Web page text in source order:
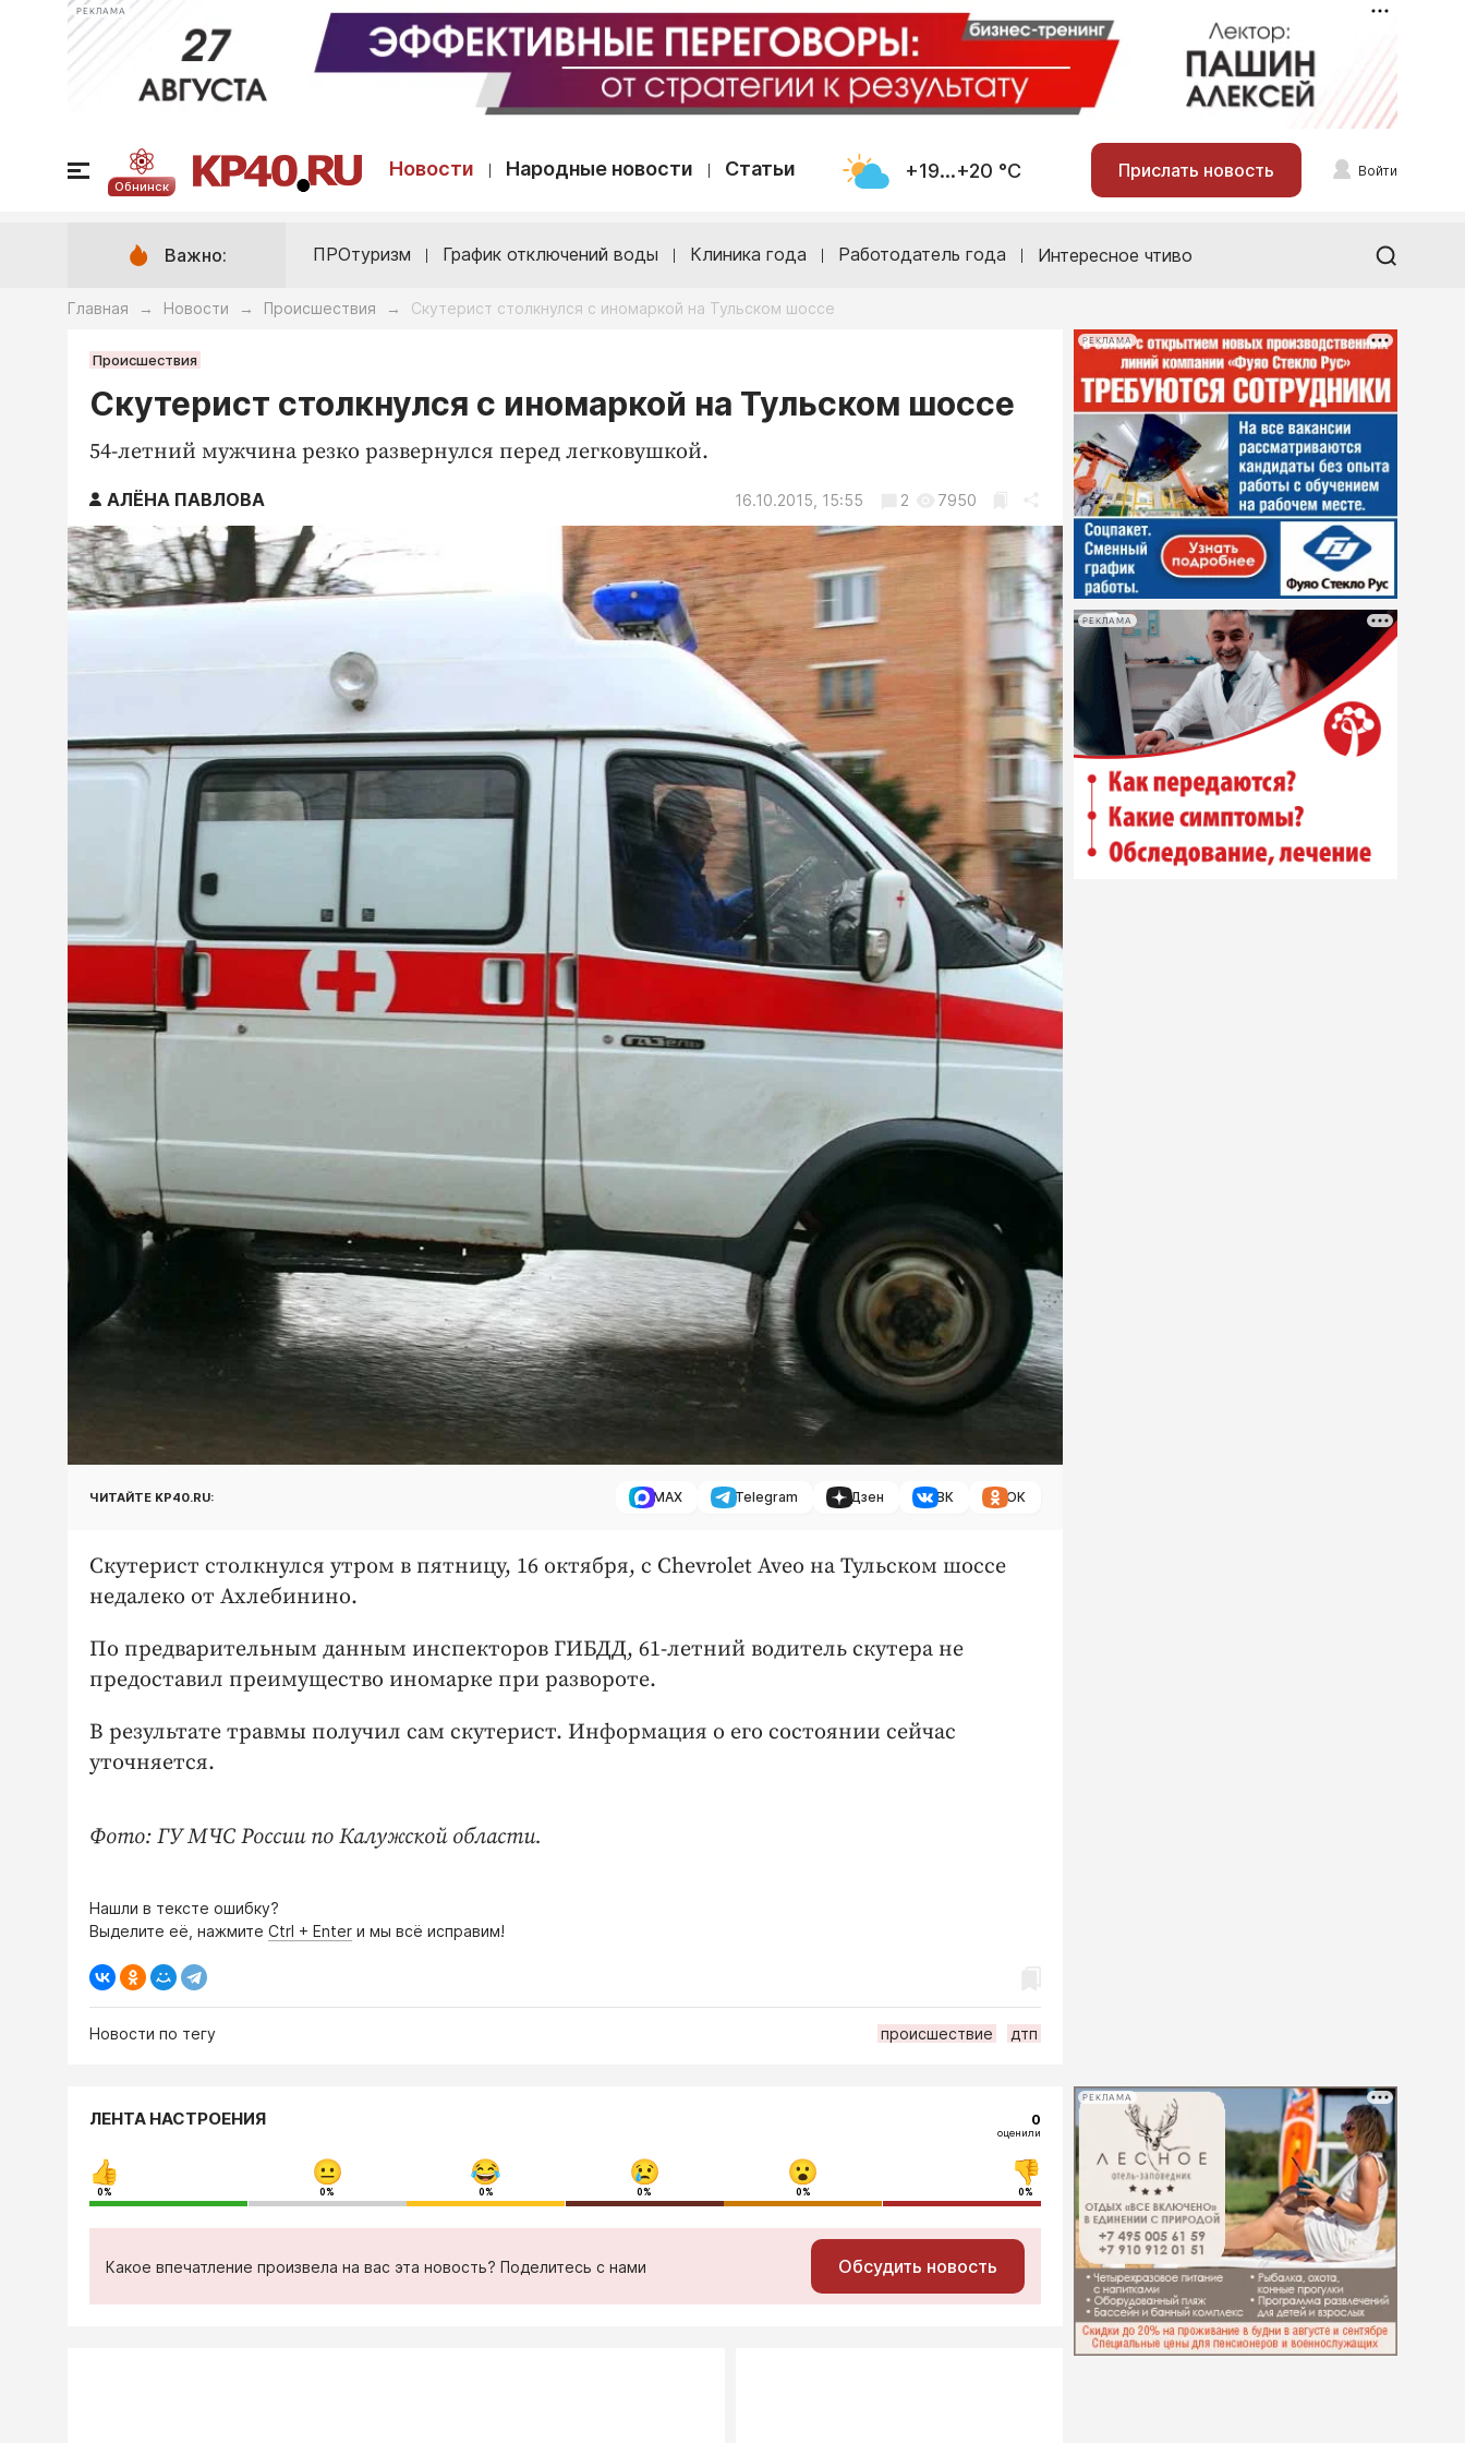
РЕКЛАМА
Обнинск
Новости Народные новости Статьи +19...+20 °С Прислать новость Войти
Важно: ПРОтуризм График отключений воды Клиника года Работодатель года Интересное чтиво
Главная → Новости → Происшествия → Скутерист столкнулся с иномаркой на Тульском шоссе
Происшествия
Скутерист столкнулся с иномаркой на Тульском шоссе
54-летний мужчина резко развернулся перед легковушкой.
АЛЁНА ПАВЛОВА 16.10.2015, 15:55 2 7950
ЧИТАЙТЕ KP40.RU: MAX Telegram Дзен ВК ОК
Скутерист столкнулся утром в пятницу, 16 октября, с Chevrolet Aveo на Тульском шоссе
недалеко от Ахлебинино.
По предварительным данным инспекторов ГИБДД, 61-летний водитель скутера не
предоставил преимущество иномарке при развороте.
В результате травмы получил сам скутерист. Информация о его состоянии сейчас
уточняется.
Фото: ГУ МЧС России по Калужской области.
Нашли в тексте ошибку?
Выделите её, нажмите Ctrl + Enter и мы всё исправим!
Новости по тегу происшествие дтп
РЕКЛАМА
РЕКЛАМА
ЛЕНТА НАСТРОЕНИЯ 0
оценили
0% 0% 0% 0% 0% 0%
Какое впечатление произвела на вас эта новость? Поделитесь с нами Обсудить новость
РЕКЛАМА